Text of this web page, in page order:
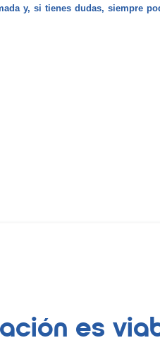
y, si tienes dudas, siempre
es